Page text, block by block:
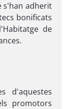
s'han adherit
bonificats
de
d'aquestes
promotors